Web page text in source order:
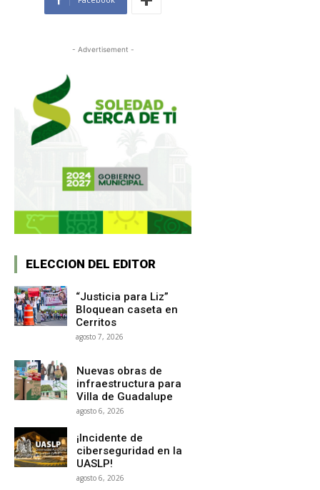
- Advertisement -
ELECCION DEL EDITOR
“Justicia para Liz”
Bloquean caseta en
Cerritos
agosto 7, 2026
Nuevas obras de
infraestructura para
Villa de Guadalupe
agosto 6, 2026
¡Incidente de
ciberseguridad en la
UASLP!
agosto 6, 2026